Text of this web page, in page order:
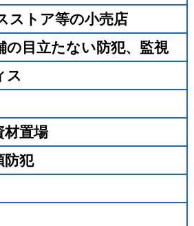
ストア等の小売店
の目立たない防犯、監視
ス
材置場
防犯